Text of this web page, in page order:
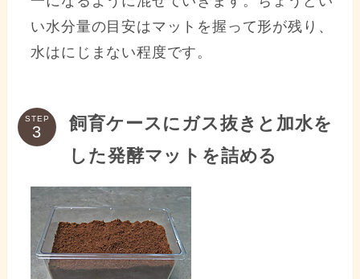
い水分量の目安はマットを握って形が残り、
水はにじまない程度です。
STEP
飼育ケースにガス抜きと加水を
した発酵マットを詰める